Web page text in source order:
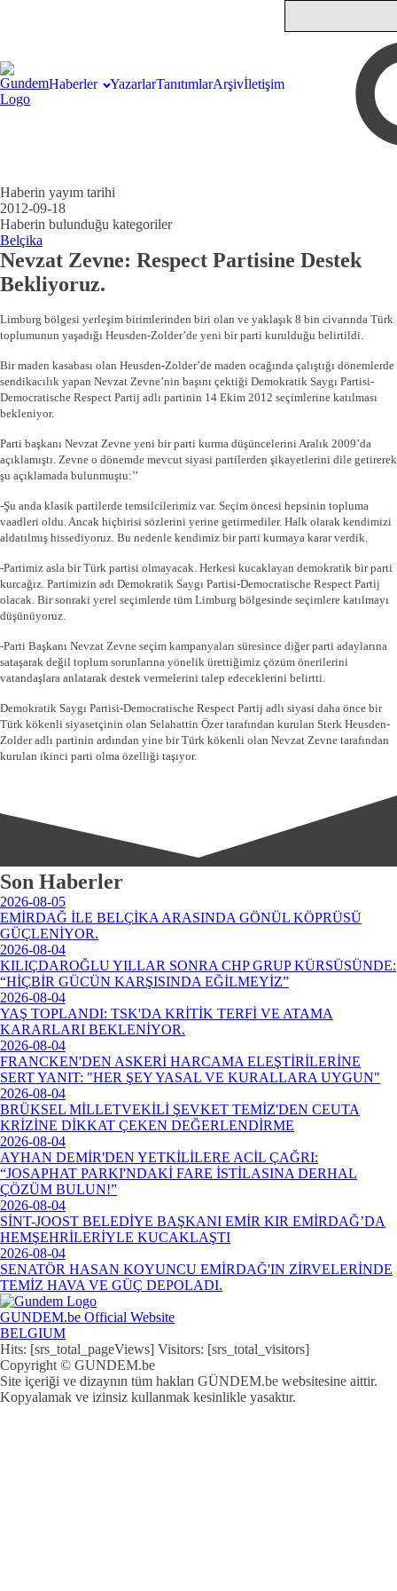
Haberler YazarlarTanıtımlarArşivİletişim
Haberin yayım tarihi
2012-09-18
Haberin bulunduğu kategoriler
Belçika
Nevzat Zevne: Respect Partisine Destek
Bekliyoruz.
Limburg bölgesi yerleşim birimlerinden biri olan ve yaklaşık 8 bin civarında Türk
toplumunun yaşadığı Heusden-Zolder’de yeni bir parti kurulduğu belirtildi.
Bir maden kasabası olan Heusden-Zolder’de maden ocağında çalıştığı dönemlerde
sendikacılık yapan Nevzat Zevne’nin başını çektiği Demokratik Saygı Partisi-
Democratische Respect Partij adlı partinin 14 Ekim 2012 seçimlerine katılması
bekleniyor.
Parti başkanı Nevzat Zevne yeni bir parti kurma düşüncelerini Aralık 2009’da
açıklamıştı. Zevne o dönemde mevcut siyasi partilerden şikayetlerini dile getirerek
şu açıklamada bulunmuştu:’’
-Şu anda klasik partilerde temsilcilerimiz var. Seçim öncesi hepsinin topluma
vaadleri oldu. Ancak hiçbirisi sözlerini yerine getirmediler. Halk olarak kendimizi
aldatılmış hissediyoruz. Bu nedenle kendimiz bir parti kurmaya karar verdik.
-Partimiz asla bir Türk partisi olmayacak. Herkesi kucaklayan demokratik bir parti
kurcağız. Partimizin adı Demokratik Saygı Partisi-Democratische Respect Partij
olacak. Bir sonraki yerel seçimlerde tüm Limburg bölgesinde seçimlere katılmayı
düşünüyoruz.
-Parti Başkanı Nevzat Zevne seçim kampanyaları süresince diğer parti adaylarına
sataşarak değil toplum sorunlarına yönelik ürettiğimiz çözüm önerilerini
vatandaşlara anlatarak destek vermelerini talep edeceklerini belirtti.
Demokratik Saygı Partisi-Democratische Respect Partij adlı siyasi daha önce bir
Türk kökenli siyasetçinin olan Selahattin Özer tarafından kurulan Sterk Heusden-
Zolder adlı partinin ardından yine bir Türk kökenli olan Nevzat Zevne tarafından
kurulan ikinci parti olma özelliği taşıyor.
Son Haberler
2026-08-05
EMİRDAĞ İLE BELÇİKA ARASINDA GÖNÜL KÖPRÜSÜ
GÜÇLENİYOR.
2026-08-04
KILIÇDAROĞLU YILLAR SONRA CHP GRUP KÜRSÜSÜNDE:
“HİÇBİR GÜCÜN KARŞISINDA EĞİLMEYİZ”
2026-08-04
YAŞ TOPLANDI: TSK'DA KRİTİK TERFİ VE ATAMA
KARARLARI BEKLENİYOR.
2026-08-04
FRANCKEN'DEN ASKERİ HARCAMA ELEŞTİRİLERİNE
SERT YANIT: "HER ŞEY YASAL VE KURALLARA UYGUN"
2026-08-04
BRÜKSEL MİLLETVEKİLİ ŞEVKET TEMİZ'DEN CEUTA
KRİZİNE DİKKAT ÇEKEN DEĞERLENDİRME
2026-08-04
AYHAN DEMİR'DEN YETKİLİLERE ACİL ÇAĞRI:
“JOSAPHAT PARKI'NDAKİ FARE İSTİLASINA DERHAL
ÇÖZÜM BULUN!”
2026-08-04
SİNT-JOOST BELEDİYE BAŞKANI EMİR KIR EMİRDAĞ’DA
HEMŞEHRİLERİYLE KUCAKLAŞTI
2026-08-04
SENATÖR HASAN KOYUNCU EMİRDAĞ'IN ZİRVELERİNDE
TEMİZ HAVA VE GÜÇ DEPOLADI.
GUNDEM.be Official Website
BELGIUM
Hits: [srs_total_pageViews] Visitors: [srs_total_visitors]
Copyright © GUNDEM.be
Site içeriği ve dizaynın tüm hakları GÜNDEM.be websitesine aittir.
Kopyalamak ve izinsiz kullanmak kesinlikle yasaktır.